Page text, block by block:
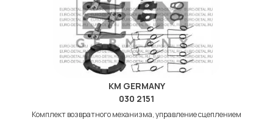
KM GERMANY
030 2151
Комплект возвратного механизма, управление сцеплением